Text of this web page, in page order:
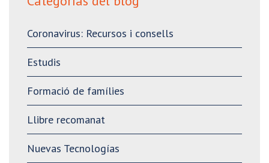
Coronavirus: Recursos i consells
Estudis
Formació de famílies
Llibre recomanat
Nuevas Tecnologías